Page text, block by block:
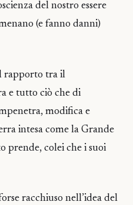
del nostro essere
(e fanno danni)
rapporto tra il
e tutto ciò che di
modifica e
intesa come la Grande
prende, colei che i suoi
racchiuso nell’idea del